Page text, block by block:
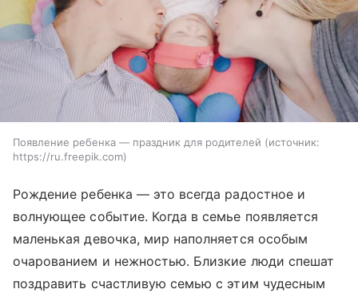
Появление ребенка — праздник для родителей
источник:
https://ru.freepik.com
Рождение ребенка — это всегда радостное и
волнующее событие. Когда в семье появляется
маленькая девочка, мир наполняется особым
очарованием и нежностью. Близкие люди спешат
поздравить счастливую семью с этим чудесным